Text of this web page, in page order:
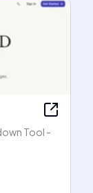
Tool -